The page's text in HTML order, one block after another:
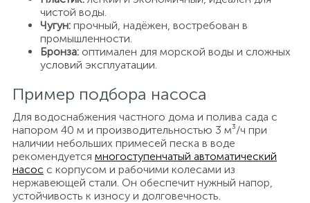
чистой воды.
Чугун: прочный, надёжен, востребован в
промышленности.
Бронза: оптимален для морской воды и сложных
условий эксплуатации.
Пример подбора насоса
Для водоснабжения частного дома и полива сада с
напором 40 м и производительностью 3 м³/ч при
наличии небольших примесей песка в воде
рекомендуется многоступенчатый автоматический
насос с корпусом и рабочими колесами из
нержавеющей стали. Он обеспечит нужный напор,
устойчивость к износу и долговечность.